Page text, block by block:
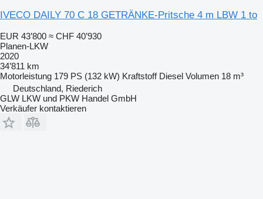
IVECO DAILY 70 C 18 GETRÄNKE-Pritsche 4 m LBW 1 to
EUR 43’800 ≈ CHF 40’930
Planen-LKW
2020
34’811 km
Motorleistung 179 PS (132 kW) Kraftstoff Diesel Volumen 18 m³
Deutschland, Riederich
GLW LKW und PKW Handel GmbH
Verkäufer kontaktieren